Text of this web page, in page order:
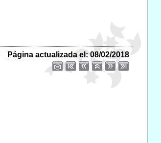
Página actualizada el: 08/02/2018